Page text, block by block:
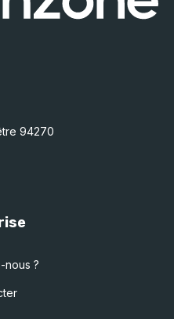
94270
nous ?